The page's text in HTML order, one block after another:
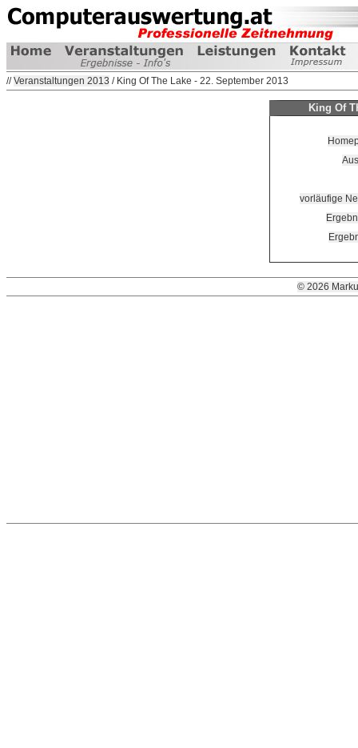
//Veranstaltungen 2013 / King Of The Lake - 22. September 2013
King Of
vorläufige
© 2026